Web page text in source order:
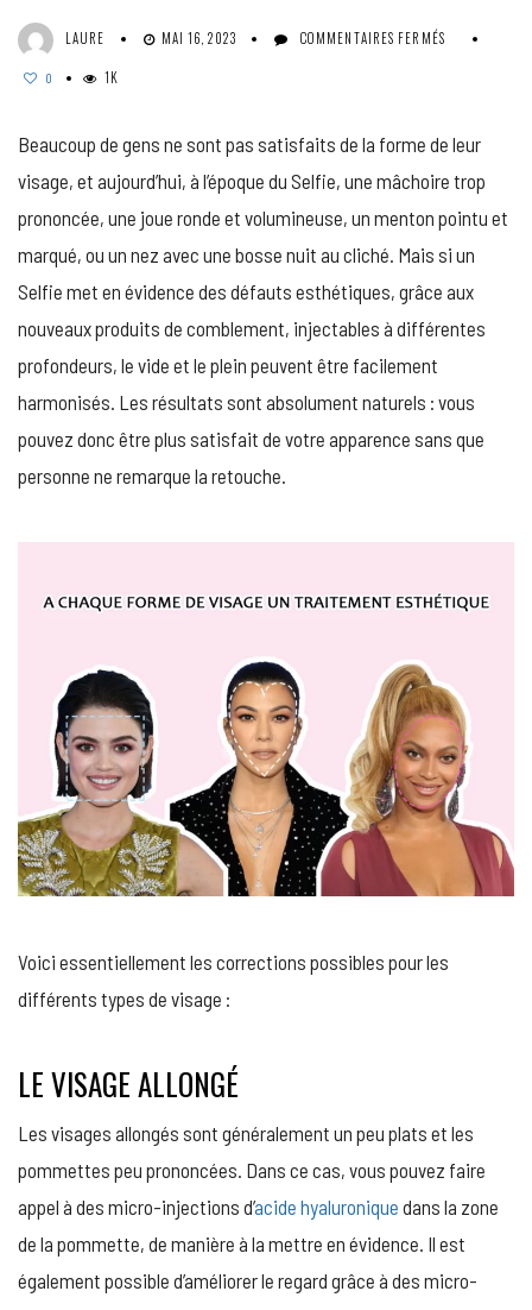
LAURE MAI 16, 2023 COMMENTAIRES FERMÉS
LA
FORME
VOTRE
VISAGE
0 1K
Beaucoup de gens ne sont pas satisfaits de la forme de leur
visage, et aujourd’hui, à l’époque du Selfie, une mâchoire trop
prononcée, une joue ronde et volumineuse, un menton pointu et
marqué, ou un nez avec une bosse nuit au cliché. Mais si un
Selfie met en évidence des défauts esthétiques, grâce aux
nouveaux produits de comblement, injectables à différentes
profondeurs, le vide et le plein peuvent être facilement
harmonisés. Les résultats sont absolument naturels : vous
pouvez donc être plus satisfait de votre apparence sans que
personne ne remarque la retouche.
Voici essentiellement les corrections possibles pour les
différents types de visage :
LE VISAGE ALLONGÉ
Les visages allongés sont généralement un peu plats et les
pommettes peu prononcées. Dans ce cas, vous pouvez faire
appel à des micro-injections d’acide hyaluronique dans la zone
de la pommette, de manière à la mettre en évidence. Il est
également possible d’améliorer le regard grâce à des micro-